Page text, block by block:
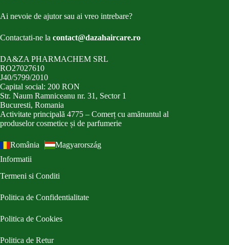
Ai nevoie de ajutor sau ai vreo intrebare?
Contactati-ne la contact@dazahaircare.ro
DA&ZA PHARMACHEM SRL
RO27027610
J40/5799/2010
Capital social: 200 RON
Str. Naum Ramniceanu nr. 31, Sector 1
Bucuresti, Romania
Activitate principală 4775 – Comerț cu amănuntul al
produselor cosmetice și de parfumerie
România
Magyarország
Informatii
Termeni si Conditi
Politica de Confidentialitate
Politica de Cookies
Politica de Retur